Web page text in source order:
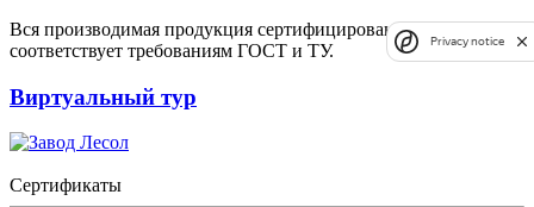
Вся производимая продукция сертифицирована и
соответствует требованиям ГОСТ и ТУ.
Виртуальный тур
Сертификаты
Privacy notice